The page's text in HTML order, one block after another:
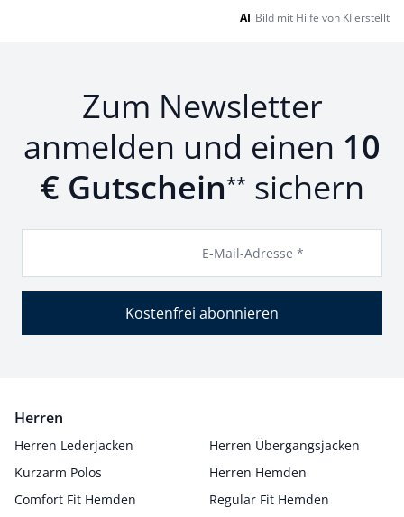
AI Bild mit Hilfe von KI erstellt
Zum Newsletter
anmelden und einen 10
€ Gutschein** sichern
E-Mail-Adresse *
Kostenfrei abonnieren
Herren
Herren Lederjacken
Herren Übergangsjacken
Kurzarm Polos
Herren Hemden
Comfort Fit Hemden
Regular Fit Hemden